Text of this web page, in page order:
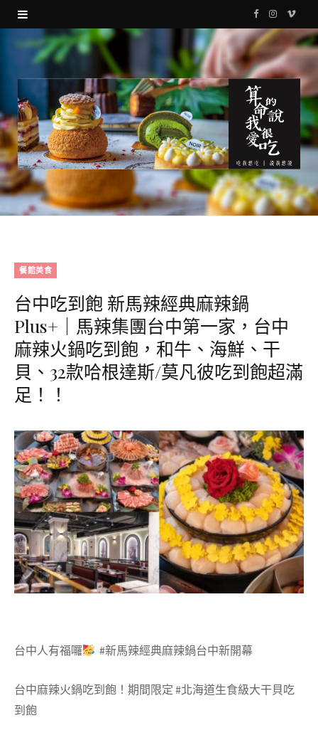
F
a
c
e
b
o
k
I
s
g
r
a
V
i
餐館美食
台中吃到飽 新馬辣經典麻辣鍋
Plus+｜馬辣集團台中第一家，台中
麻辣火鍋吃到飽，和牛、海鮮、干
貝、32款哈根達斯/莫凡彼吃到飽超滿
足！！
台中人有福囉 #新馬辣經典麻辣鍋台中新開幕
台中麻辣火鍋吃到飽！期間限定 #北海道生食級大干貝吃
到飽